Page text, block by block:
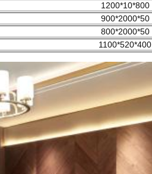
1200*10*800
900*2000*50
800*2000*50
1100*520*400